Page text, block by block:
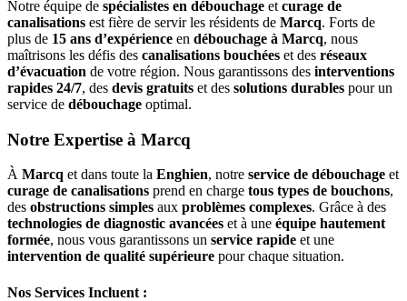
Notre équipe de spécialistes en débouchage et curage de
canalisations est fière de servir les résidents de Marcq. Forts de
plus de 15 ans d’expérience en débouchage à Marcq, nous
maîtrisons les défis des canalisations bouchées et des réseaux
d’évacuation de votre région. Nous garantissons des interventions
rapides 24/7, des devis gratuits et des solutions durables pour un
service de débouchage optimal.
Notre Expertise à Marcq
À Marcq et dans toute la Enghien, notre service de débouchage et
curage de canalisations prend en charge tous types de bouchons,
des obstructions simples aux problèmes complexes. Grâce à des
technologies de diagnostic avancées et à une équipe hautement
formée, nous vous garantissons un service rapide et une
intervention de qualité supérieure pour chaque situation.
Nos Services Incluent :